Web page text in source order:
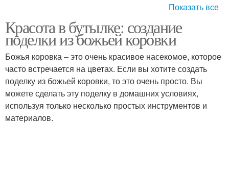
Коровки в бутылке Коровка в бутылке
Поделка из бутылок
Показать все
Красота в бутылке: создание
поделки из божьей коровки
Божья коровка – это очень красивое насекомое, которое
часто встречается на цветах. Если вы хотите создать
поделку из божьей коровки, то это очень просто. Вы
можете сделать эту поделку в домашних условиях,
используя только несколько простых инструментов и
материалов.